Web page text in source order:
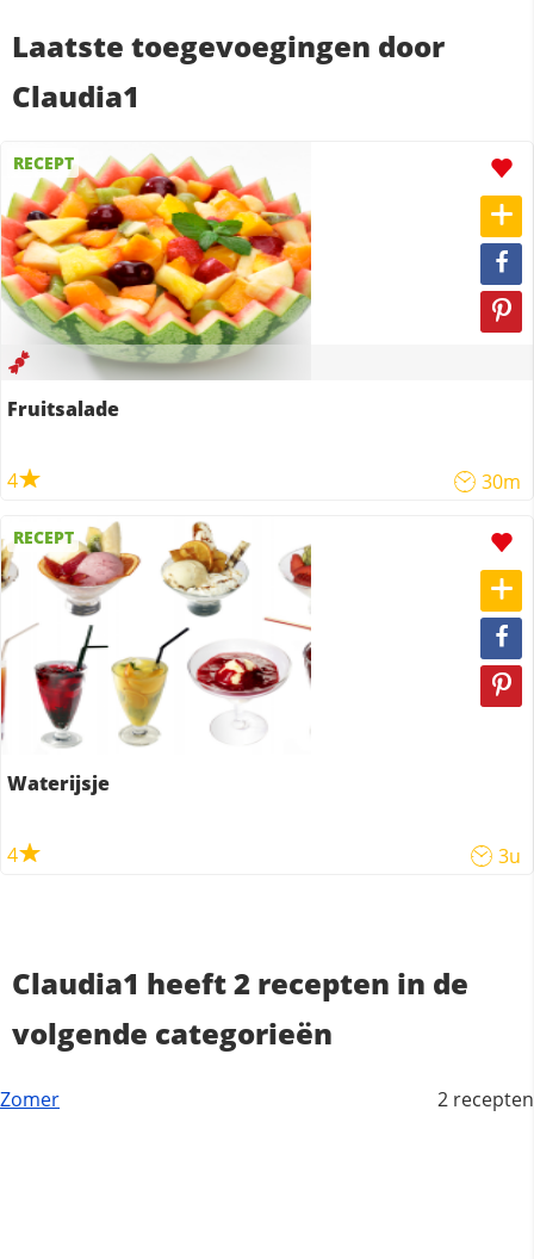
Laatste toegevoegingen door
Claudia1
RECEPT
Fruitsalade
4 30m
RECEPT
Waterijsje
4 3u
Claudia1 heeft 2 recepten in de
volgende categorieën
2 recepten
Zomer